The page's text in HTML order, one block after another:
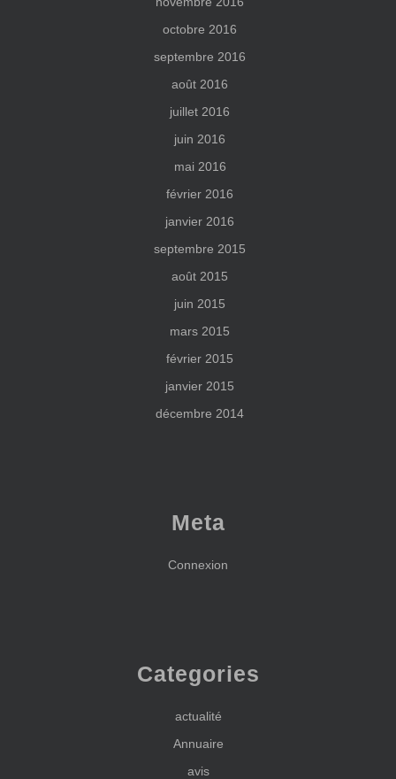
octobre 2016
septembre 2016
août 2016
juillet 2016
juin 2016
mai 2016
février 2016
janvier 2016
septembre 2015
août 2015
juin 2015
mars 2015
février 2015
janvier 2015
décembre 2014
Meta
Connexion
Categories
actualité
Annuaire
avis